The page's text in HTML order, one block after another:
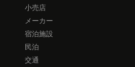
小売店
メーカー
宿泊施設
民泊
交通